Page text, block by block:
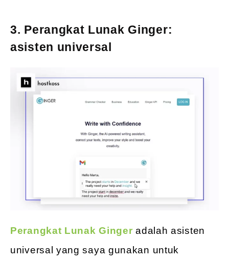
3. Perangkat Lunak Ginger:
asisten universal
Perangkat Lunak Ginger adalah asisten
universal yang saya gunakan untuk